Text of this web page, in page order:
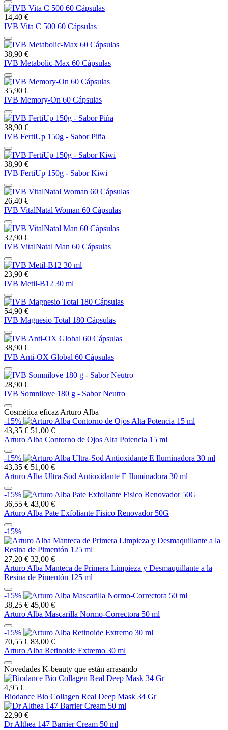
14,40 €
IVB Vita C 500 60 Cápsulas
38,90 €
IVB Metabolic-Max 60 Cápsulas
35,90 €
IVB Memory-On 60 Cápsulas
38,90 €
IVB FertiUp 150g - Sabor Piña
38,90 €
IVB FertiUp 150g - Sabor Kiwi
26,40 €
IVB VitalNatal Woman 60 Cápsulas
32,90 €
IVB VitalNatal Man 60 Cápsulas
23,90 €
IVB Metil-B12 30 ml
54,90 €
IVB Magnesio Total 180 Cápsulas
38,90 €
IVB Anti-OX Global 60 Cápsulas
28,90 €
IVB Somnilove 180 g - Sabor Neutro
Cosmética eficaz Arturo Alba
-15%
43,35 € 51,00 €
Arturo Alba Contorno de Ojos Alta Potencia 15 ml
-15%
43,35 € 51,00 €
Arturo Alba Ultra-Sod Antioxidante E Iluminadora 30 ml
-15%
36,55 € 43,00 €
Arturo Alba Pate Exfoliante Fisico Renovador 50G
-15%
27,20 € 32,00 €
Arturo Alba Manteca de Primera Limpieza y Desmaquillante a la
Resina de Pimentón 125 ml
-15%
38,25 € 45,00 €
Arturo Alba Mascarilla Normo-Correctora 50 ml
-15%
70,55 € 83,00 €
Arturo Alba Retinoide Extremo 30 ml
Novedades K-beauty que están arrasando
4,95 €
Biodance Bio Collagen Real Deep Mask 34 Gr
22,90 €
Dr Althea 147 Barrier Cream 50 ml